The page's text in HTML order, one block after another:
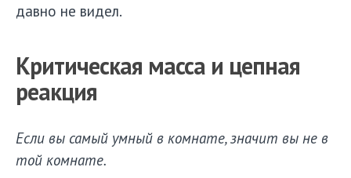
давно не видел.
Критическая масса и цепная
реакция
Если вы самый умный в комнате, значит вы не в
той комнате.